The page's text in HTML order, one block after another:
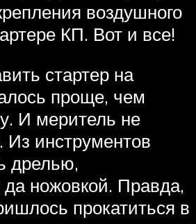
воздушного
КП. Вот и все!
стартер на
проще, чем
И меритель не
Из инструментов
дрелью,
ножовкой. Правда,
прокатиться в